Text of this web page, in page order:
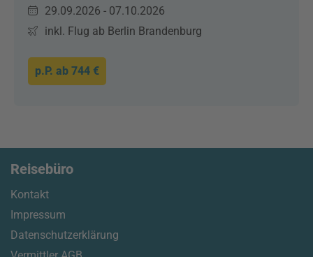
29.09.2026 - 07.10.2026
inkl. Flug ab Berlin Brandenburg
p.P. ab 744 €
Reisebüro
Kontakt
Impressum
Datenschutzerklärung